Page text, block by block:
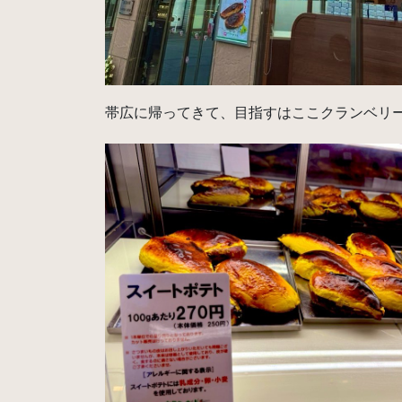
帯広に帰ってきて、目指すはここクランベリ